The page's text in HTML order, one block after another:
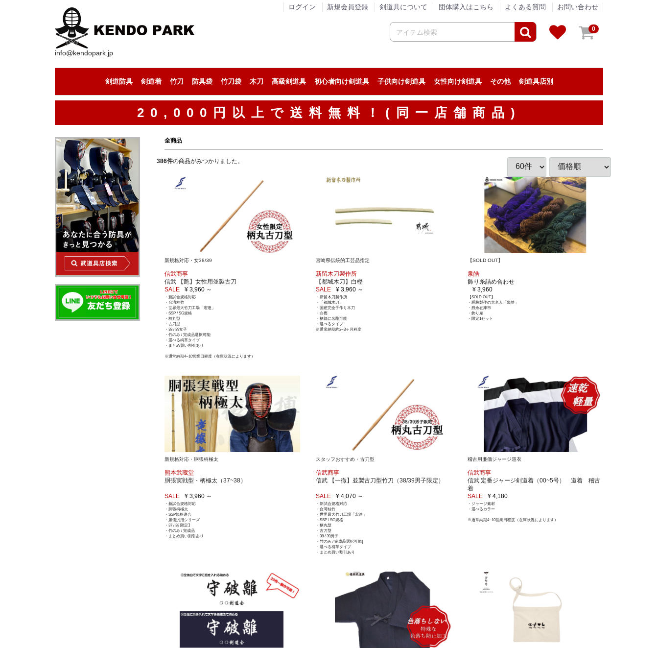
info@kendopark.jp
ログイン 新規会員登録 剣道具について 団体購入はこちら よくある質問 お問い合わせ
0
剣道防具
剣道防具セット 人気の剣道防具セット
稽古用の剣道防具セット
試合用の剣道防具セット
人気の面
稽古用の面
試合用の面
剣道の小手 人気の小手
稽古用の小手
試合用の小手
カスタム胴
人気の垂
稽古用の垂
試合用の垂
剣道着
剣道着（上下セット）
剣道着（道着） 人気の剣道着
ジャージ系剣道着
綿道着
剣道着（袴） 人気の袴
稽古用の剣道袴
綿袴
竹刀
セール中の竹刀
竹刀（通常型）
竹刀（八角型）
竹刀（古刀型）
竹刀（丸型）
竹刀（小判型）
竹刀（八角型）
手作りの竹刀
防具袋 竹刀袋 木刀 高級剣道具 初心者向け剣道具 子供向け剣道具 女性向け剣道具 その他
剣道具のメンテナンス
アパレル
贈答品
垂ネーム（垂名札）
剣道の小物
剣道具店別
20,000円以上で送料無料！(同一店舗商品)
全商品
386件の商品がみつかりました。
新規格対応・女38/39
信武商事
信武 【艶】女性用並製古刀
¥ 3,960 ～
SALE
・新試合規格対応
・台湾桂竹
・世界最大竹刀工場「宏達」
・SSP / SG規格
・柄丸型
・古刀型
・38 / 39女子
・竹のみ / 完成品選択可能
・選べる柄革タイプ
・まとめ買い割引あり
※通常納期4~10営業日程度（在庫状況によります）
宮崎県伝統的工芸品指定
新留木刀製作所
【都城木刀】白樫
¥ 3,960 ～
SALE
・新留木刀製作所
・「都城木刀」
・国産完全手作り木刀
・白樫
・柄部に名彫可能
・選べるタイプ
※通常納期約2~3ヶ月程度
【SOLD OUT】
泉皓
飾り糸詰め合わせ
¥ 3,960
【SOLD OUT】
・胴胸製作の大名人「泉皓」
・残余在庫市
・飾り糸
・限定1セット
新規格対応・胴張柄極太
熊本武蔵堂
胴張実戦型・柄極太（37~38）
¥ 3,960 ～
SALE
・新試合規格対応
・胴張柄極太
・SSP規格適合
・廉価汎用シリーズ
・37 / 38 限定】
・竹のみ / 完成品
・まとめ買い割引あり
スタッフおすすめ・古刀型
信武商事
信武 【一徹】並製古刀型竹刀（38/39男子限定）
¥ 4,070 ～
SALE
・新試合規格対応
・台湾桂竹
・世界最大竹刀工場「宏達」
・SSP / SG規格
・柄丸型
・古刀型
・38 / 39男子
・竹のみ / 完成品選択可能]
・選べる柄革タイプ
・まとめ買い割引あり
稽古用廉価ジャージ道衣
信武商事
信武 定番ジャージ剣道着（00~5号） 道着 稽古
着
¥ 4,180
SALE
・ジャージ素材
・選べるカラー
※通常納期4~10営業日程度（在庫状況によります）